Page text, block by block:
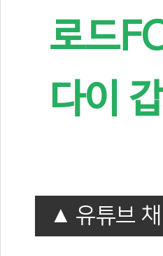
로드
다이
유튜브